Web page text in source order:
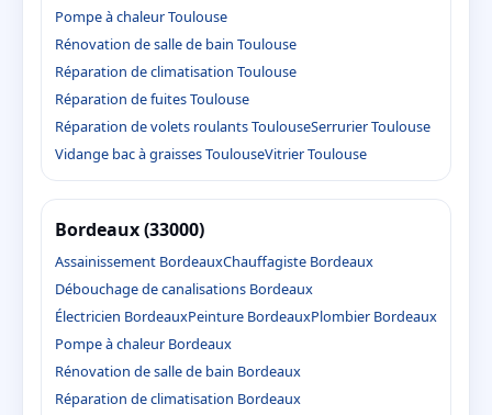
Pompe à chaleur Toulouse
Rénovation de salle de bain Toulouse
Réparation de climatisation Toulouse
Réparation de fuites Toulouse
Réparation de volets roulants ToulouseSerrurier Toulouse
Vidange bac à graisses ToulouseVitrier Toulouse
Bordeaux (33000)
Assainissement BordeauxChauffagiste Bordeaux
Débouchage de canalisations Bordeaux
Électricien BordeauxPeinture BordeauxPlombier Bordeaux
Pompe à chaleur Bordeaux
Rénovation de salle de bain Bordeaux
Réparation de climatisation Bordeaux